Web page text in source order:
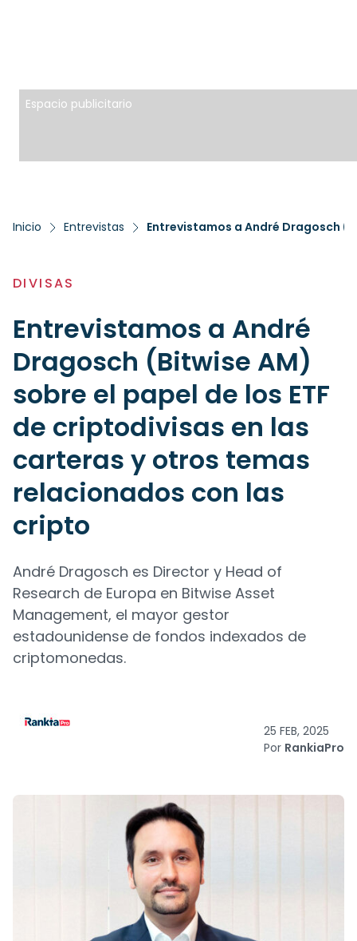
Espacio publicitario
Inicio Entrevistas
DIVISAS
Entrevistamos a André
Dragosch (Bitwise AM)
sobre el papel de los ETF
de criptodivisas en las
carteras y otros temas
relacionados con las
cripto
André Dragosch es Director y Head of
Research de Europa en Bitwise Asset
Management, el mayor gestor
estadounidense de fondos indexados de
criptomonedas.
25 FEB, 2025
Por RankiaPro